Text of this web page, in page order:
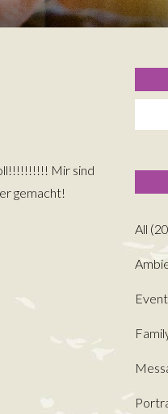
Mir sind
gemacht!
All